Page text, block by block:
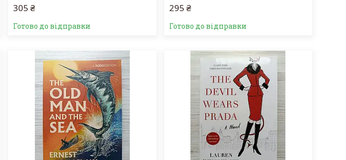
305 ₴
Готово до відправки
295 ₴
Готово до відправки